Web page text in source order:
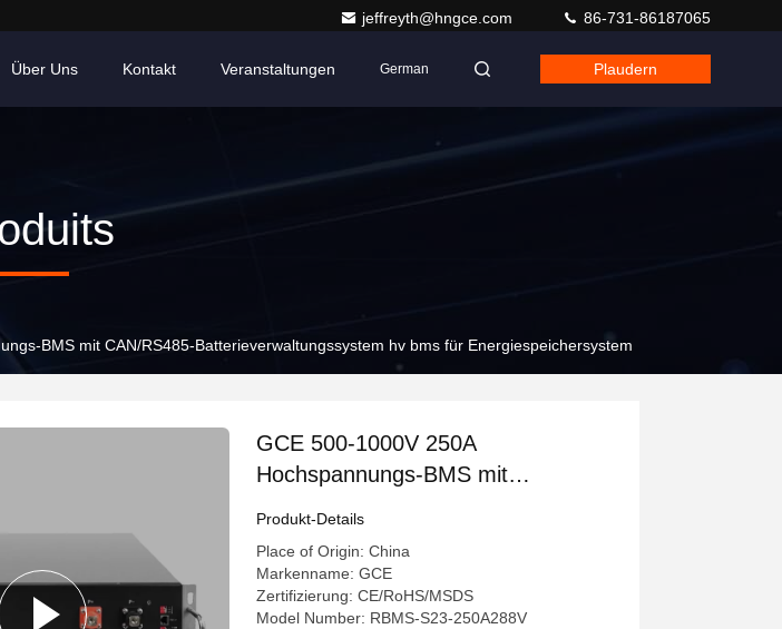
jeffreyth@hngce.com 86-731-86187065
Über Uns Kontakt Veranstaltungen German Plaudern
BMS mit CAN/RS485-Batterieverwaltungssystem hv bms für Energiespeichersystem
GCE 500-1000V 250A
Hochspannungs-BMS mit
für Energiespeichersystem
Produkt-Details
Place of Origin: China
Markenname: GCE
Zertifizierung: CE/RoHS/MSDS
Model Number: RBMS-S23-250A288V